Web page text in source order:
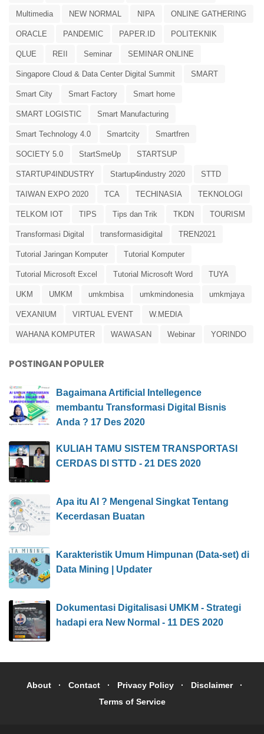
Multimedia NEW NORMAL NIPA ONLINE GATHERING
ORACLE PANDEMIC PAPER.ID POLITEKNIK
QLUE REII Seminar SEMINAR ONLINE
Singapore Cloud & Data Center Digital Summit SMART
Smart City Smart Factory Smart home
SMART LOGISTIC Smart Manufacturing
Smart Technology 4.0 Smartcity Smartfren
SOCIETY 5.0 StartSmeUp STARTSUP
STARTUP4INDUSTRY Startup4industry 2020 STTD
TAIWAN EXPO 2020 TCA TECHINASIA TEKNOLOGI
TELKOM IOT TIPS Tips dan Trik TKDN TOURISM
Transformasi Digital transformasidigital TREN2021
Tutorial Jaringan Komputer Tutorial Komputer
Tutorial Microsoft Excel Tutorial Microsoft Word TUYA
UKM UMKM umkmbisa umkmindonesia umkmjaya
VEXANIUM VIRTUAL EVENT W.MEDIA
WAHANA KOMPUTER WAWASAN Webinar YORINDO
POSTINGAN POPULER
Bagaimana Artificial Intellegence
membantu Transformasi Digital Bisnis
Anda ? 17 Des 2020
KULIAH TAMU SISTEM TRANSPORTASI
CERDAS DI STTD - 21 DES 2020
Apa itu AI ? Mengenal Singkat Tentang
Kecerdasan Buatan
Karakteristik Umum Himpunan (Data-set) di
Data Mining | Updater
Dokumentasi Digitalisasi UMKM - Strategi
hadapi era New Normal - 11 DES 2020
About Contact Privacy Policy
Disclaimer
Terms of Service